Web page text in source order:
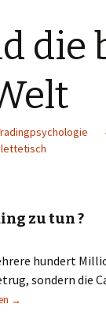
die
zu tun ?
hundert
sondern die
die besten Trader
→